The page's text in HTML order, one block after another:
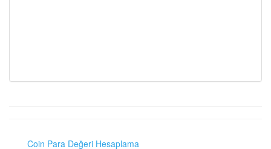
Coin Para Değeri Hesaplama